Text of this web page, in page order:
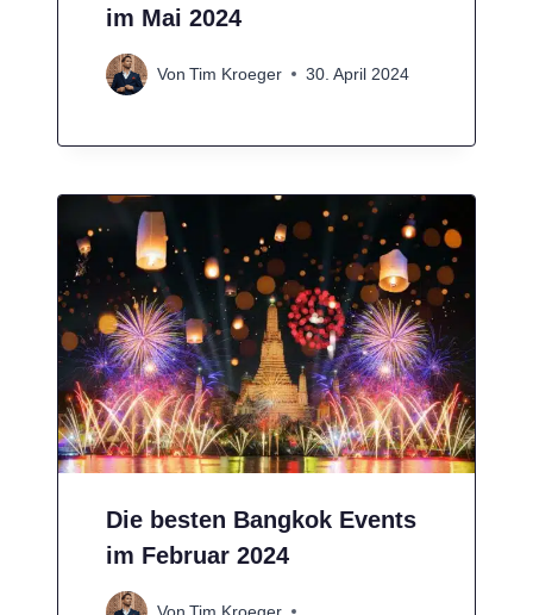
im Mai 2024
Von Tim Kroeger 30. April 2024
Die besten Bangkok Events
im Februar 2024